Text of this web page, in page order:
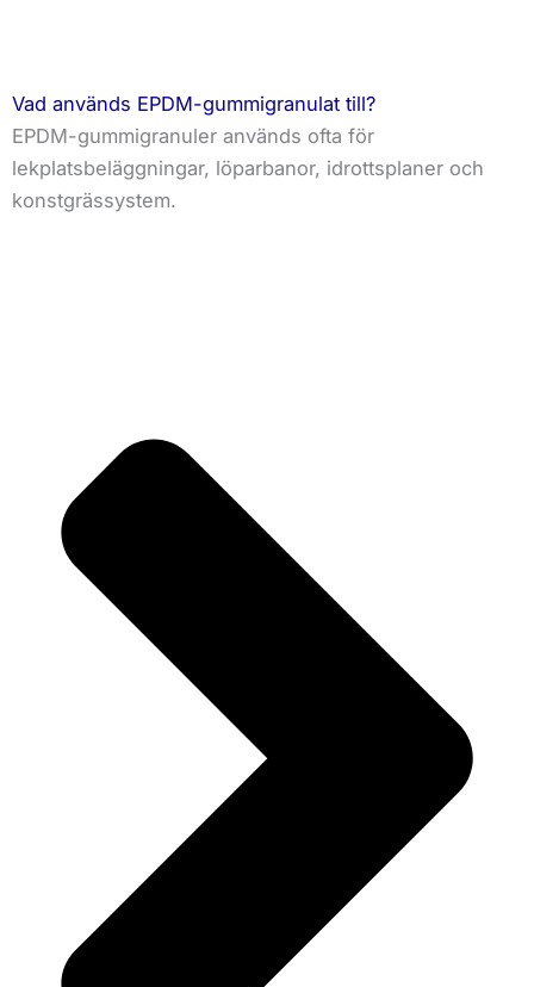
Vad används EPDM-gummigranulat till?
EPDM-gummigranuler används ofta för
lekplatsbeläggningar, löparbanor, idrottsplaner och
konstgrässystem.